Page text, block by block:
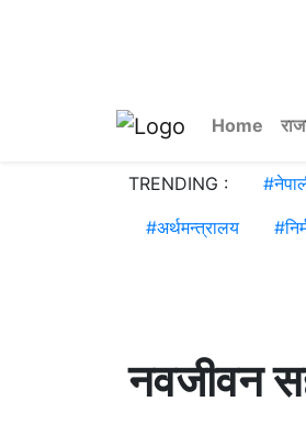
Home
TRENDING : #
#अर्थमन्त्रालय #
नवजीवन